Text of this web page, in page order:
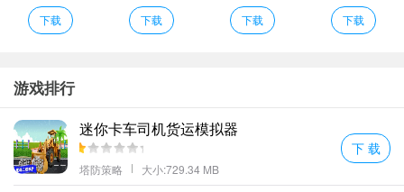
海量强大的怪物等待着你的挑战多章节的故事剧情众多不同且独特
的结局。
罪犯送往审判；
全新的游戏模式在其中各样的模式下的进行的很多的精彩都丰富。
多种副本自由挑战入门一般困难深渊各种难度爆不同装备。
这就是女团是一款音乐舞蹈类的游戏玩家可以尽情的发挥自己的手
速。
下载
下载
下载
下载
游戏排行
迷你卡车司机货运模拟器
塔防策略 大小:729.34 MB
下 载